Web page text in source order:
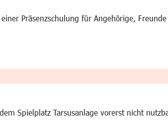
Präsenzschulung für Angehörige,
Spielplatz Tarsusanlage vorerst nicht